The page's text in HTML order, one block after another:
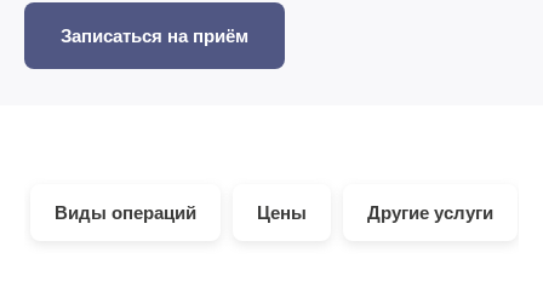
Записаться на приём
Виды операций Цены Другие услуги